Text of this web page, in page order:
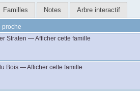
Familles Notes Arbre interactif
proche
Straten —Afficher cette famille
Bois —Afficher cette famille